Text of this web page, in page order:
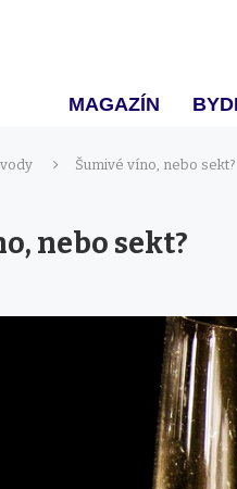
MAGAZÍN
Šumivé víno, nebo sekt?
nebo sekt?